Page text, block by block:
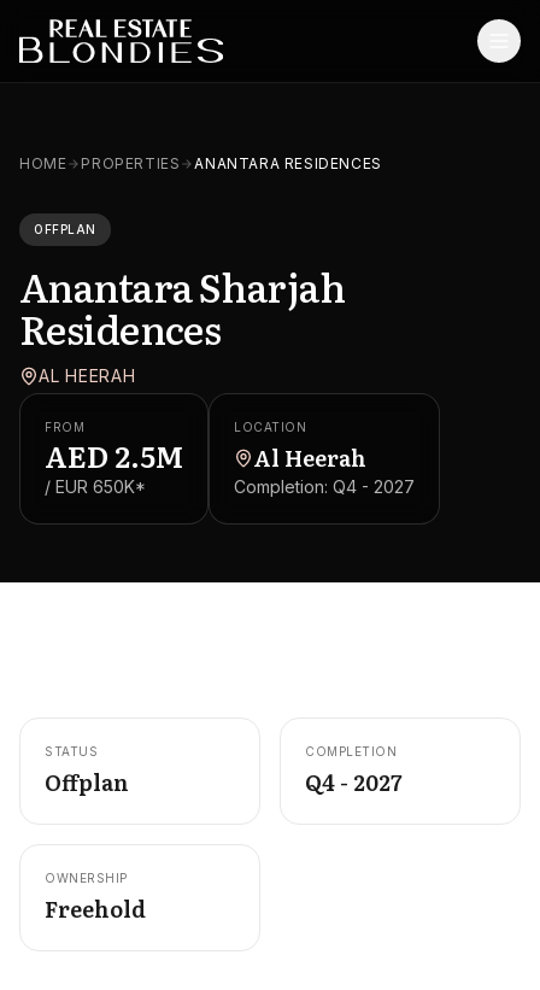
Off-Plan Projects
Off-Plan Resale
Ready Properties
Services
MORE
Blog
HOME PROPERTIES ANANTARA RESIDENCES
OFFPLAN
Anantara Sharjah
Residences
AL HEERAH
FROM
AED 2.5M
/ EUR 650K*
LOCATION
Al Heerah
Completion: Q4 - 2027
STATUS
Offplan
COMPLETION
Q4 - 2027
OWNERSHIP
Freehold